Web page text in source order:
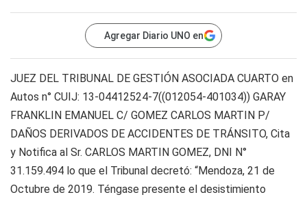
Agregar Diario UNO en
JUEZ DEL TRIBUNAL DE GESTIÓN ASOCIADA CUARTO en
Autos n° CUIJ: 13-04412524-7((012054-401034)) GARAY
FRANKLIN EMANUEL C/ GOMEZ CARLOS MARTIN P/
DAÑOS DERIVADOS DE ACCIDENTES DE TRÁNSITO, Cita
y Notifica al Sr. CARLOS MARTIN GOMEZ, DNI N°
31.159.494 lo que el Tribunal decretó: “Mendoza, 21 de
Octubre de 2019. Téngase presente el desistimiento